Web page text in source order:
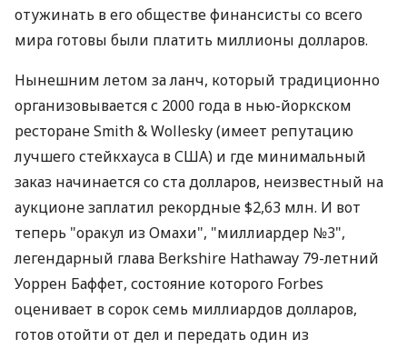
отужинать в его обществе финансисты со всего
мира готовы были платить миллионы долларов.
Нынешним летом за ланч, который традиционно
организовывается с 2000 года в нью-йоркском
ресторане Smith & Wollesky (имеет репутацию
лучшего стейкхауса в США) и где минимальный
заказ начинается со ста долларов, неизвестный на
аукционе заплатил рекордные $2,63 млн. И вот
теперь "оракул из Омахи", "миллиардер №3",
легендарный глава Berkshire Hathaway 79-летний
Уоррен Баффет, состояние которого Forbes
оценивает в сорок семь миллиардов долларов,
готов отойти от дел и передать один из